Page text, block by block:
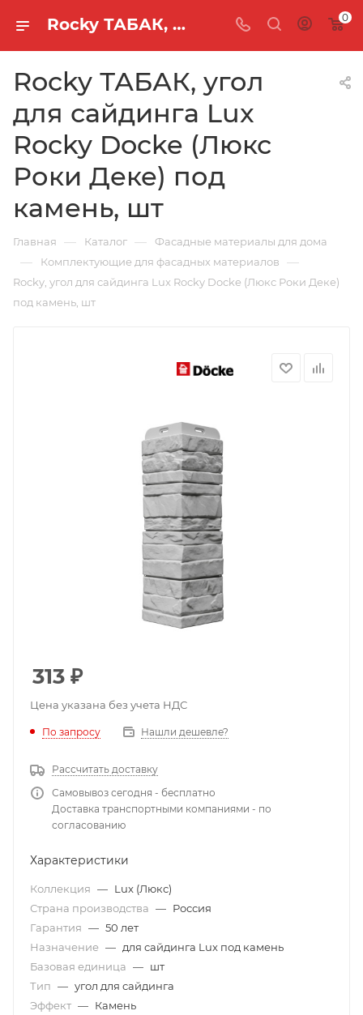
Rocky ТАБАК, угол для сайдинга Lux Rocky Docke (Люкс Роки Деке) под камень, шт 0
Rocky ТАБАК, угол
для сайдинга Lux
Rocky Docke (Люкс
Роки Деке) под
камень, шт
Главная — Каталог — Фасадные материалы для дома
— Комплектующие для фасадных материалов —
Rocky, угол для сайдинга Lux Rocky Docke (Люкс Роки Деке)
под камень, шт
313 ₽
Цена указана без учета НДС
По запросу Нашли дешевле?
Рассчитать доставку
Самовывоз сегодня - бесплатно
Доставка транспортными компаниями - по
согласованию
Характеристики
Коллекция — Lux (Люкс)
Страна производства — Россия
Гарантия — 50 лет
Назначение — для сайдинга Lux под камень
Базовая единица — шт
Тип — угол для сайдинга
Эффект — Камень